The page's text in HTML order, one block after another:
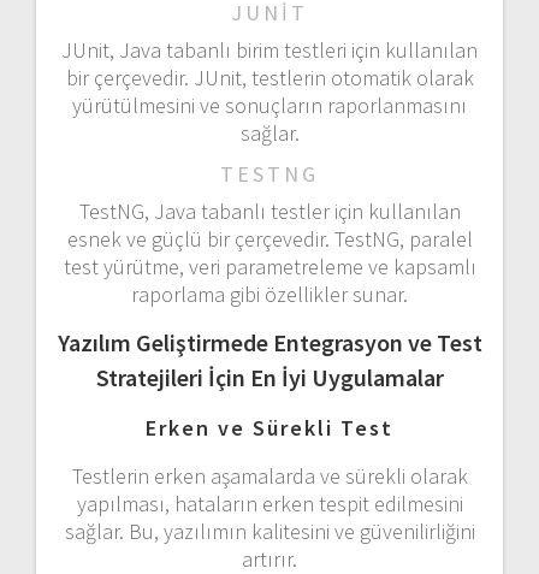
JUNIT
JUnit, Java tabanlı birim testleri için kullanılan
bir çerçevedir. JUnit, testlerin otomatik olarak
yürütülmesini ve sonuçların raporlanmasını
sağlar.
TESTNG
TestNG, Java tabanlı testler için kullanılan
esnek ve güçlü bir çerçevedir. TestNG, paralel
test yürütme, veri parametreleme ve kapsamlı
raporlama gibi özellikler sunar.
Yazılım Geliştirmede Entegrasyon ve Test
Stratejileri İçin En İyi Uygulamalar
Erken ve Sürekli Test
Testlerin erken aşamalarda ve sürekli olarak
yapılması, hataların erken tespit edilmesini
sağlar. Bu, yazılımın kalitesini ve güvenilirliğini
artırır.